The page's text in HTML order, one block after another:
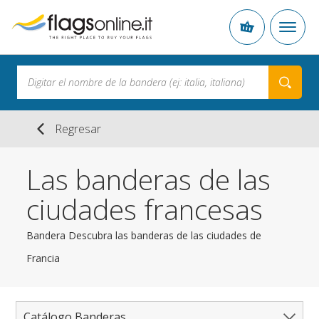
Regresar
Las banderas de las
ciudades francesas
Bandera Descubra las banderas de las ciudades de
Francia